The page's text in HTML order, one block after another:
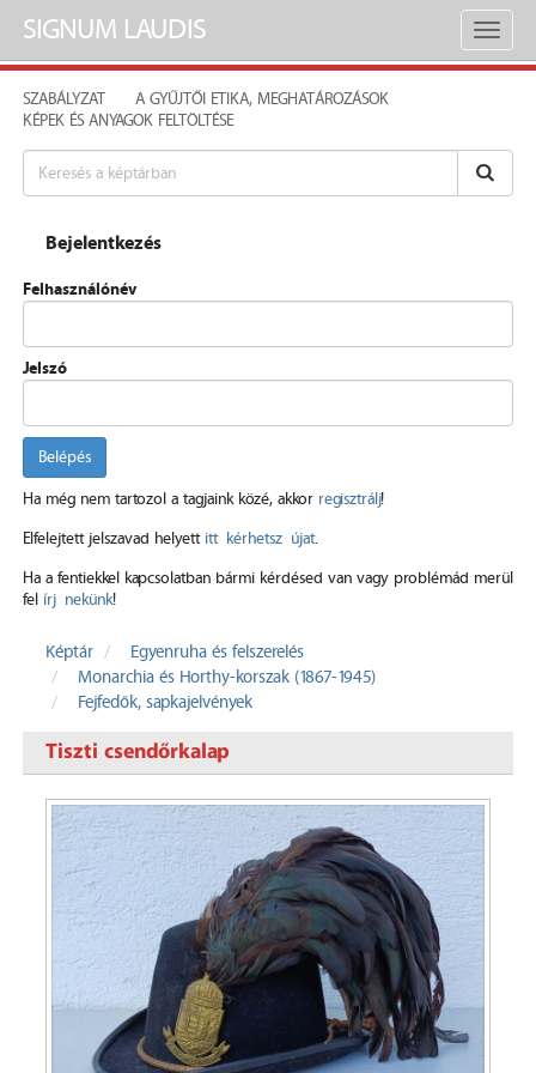
Toggle
SIGNUM LAUDIS
SZABÁLYZAT
A GYŰJTŐI ETIKA, MEGHATÁROZÁSOK
KÉPEK ÉS ANYAGOK FELTÖLTÉSE
Bejelentkezés
Felhasználónév
Jelszó
Belépés
Ha még nem tartozol a tagjaink közé, akkor regisztrálj!
Elfelejtett jelszavad helyett itt kérhetsz újat.
Ha a fentiekkel kapcsolatban bármi kérdésed van vagy problémád merül
fel írj nekünk!
Képtár
Egyenruha és felszerelés
Monarchia és Horthy-korszak (1867-1945)
Fejfedők, sapkajelvények
Tiszti csendőrkalap